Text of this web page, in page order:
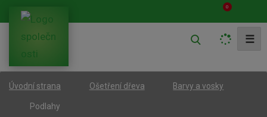
0
h
l
☰
Úvodní strana Ošetření dřeva Barvy a vosky
Podlahy